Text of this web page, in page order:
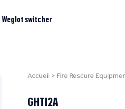
Weglot switcher
Accueil > Fire Rescure
GHTI2A